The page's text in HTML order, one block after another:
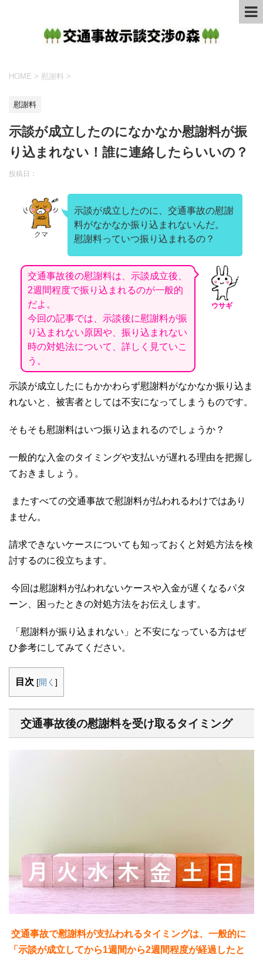
HOME > 慰謝料 >
慰謝料
示談が成立したのになかなか慰謝料が振
り込まれない！誰に連絡したらいいの？
投稿日：
クマ
示談が成立したのに、交通事故の慰謝
料がなかなか振り込まれないんだ。
慰謝料っていつ振り込まれるの？
ウサギ
交通事故後の慰謝料は、示談成立後、
2週間程度で振り込まれるのが一般的
だよ。
今回の記事では、示談後に慰謝料が振
り込まれない原因や、振り込まれない
時の対処法について、詳しく見ていこ
う。
示談が成立したにもかかわらず慰謝料がなかなか振り込ま
れないと、被害者としては不安になってしまうものです。
そもそも慰謝料はいつ振り込まれるのでしょうか？
一般的な入金のタイミングや支払いが遅れる理由を把握し
ておきましょう。
またすべての交通事故で慰謝料が払われるわけではあり
ません。
請求できないケースについても知っておくと対処方法を検
討するのに役立ちます。
今回は慰謝料が払われないケースや入金が遅くなるパタ
ーン、困ったときの対処方法をお伝えします。
「慰謝料が振り込まれない」と不安になっている方はぜ
ひ参考にしてみてください。
目次 [開く ]
交通事故後の慰謝料を受け取るタイミング
交通事故で慰謝料が支払われるタイミングは、一般的に
「示談が成立してから1週間から2週間程度が経過したと